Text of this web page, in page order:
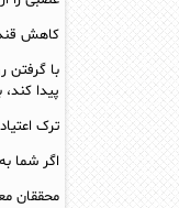
کاهش
با گرفتن
پیدا
ترک اعتیاد
اگر شما
محققان